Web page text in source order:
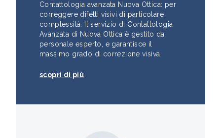
Contattologia avanzata Nuova Ottica: per
correggere difetti visivi di particolare
complessità. Il servizio di Contattologia
Avanzata di Nuova Ottica è gestito da
personale esperto, e garantisce il
massimo grado di correzione visiva.
scopri di più